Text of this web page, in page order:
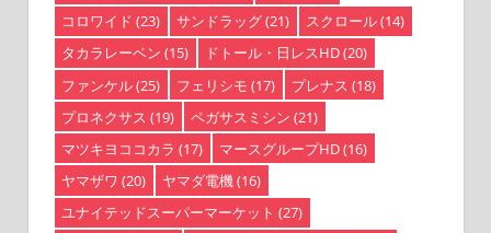
コロワイド (23) サンドラッグ(21) スクロール(14)
タカラレーベン (15) ドトール・日レスHD(20)
ファンケル(25) フェリシモ (17) プレナス (18)
プロネクサス (19) ペガサスミシン (21)
マツキヨココカラ (17) マースグループHD(16)
ヤマザワ (20) ヤマダ電機(16)
ユナイテッドスーパーマーケット (27)